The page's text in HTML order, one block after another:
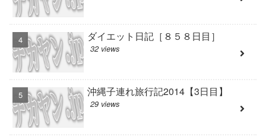
ダイエット日記［８５８日目］
32 views
沖縄子連れ旅行記2014【3日目】
29 views